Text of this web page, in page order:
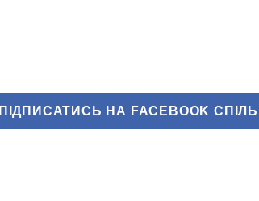
ПІДПИСАТИСЬ НА FACEBOOK